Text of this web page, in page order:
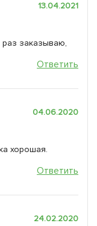
13.04.2021
заказываю,
Ответить
04.06.2020
хорошая.
Ответить
24.02.2020